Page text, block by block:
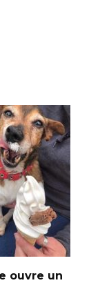
ouvre un